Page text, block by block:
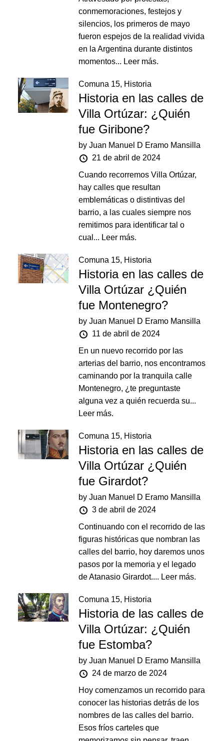
conmemoraciones, festejos y
silencios, los primeros de mayo
fueron espejos de la realidad vivida
en la Argentina durante distintos
momentos... Leer más.
Comuna 15, Historia
Historia en las calles de
Villa Ortúzar: ¿Quién
fue Giribone?
byJuan Manuel D Eramo Mansilla
21 de abril de 2024
Cuando recorremos Villa Ortúzar,
hay calles que resultan
emblemáticas o distintivas del
barrio, a las cuales siempre nos
remitimos para identificar tal o
cual... Leer más.
Comuna 15, Historia
Historia en las calles de
Villa Ortúzar ¿Quién
fue Montenegro?
byJuan Manuel D Eramo Mansilla
11 de abril de 2024
En un nuevo recorrido por las
arterias del barrio, nos encontramos
caminando por la tranquila calle
Montenegro, ¿te preguntaste
alguna vez a quién recuerda su...
Leer más.
Comuna 15, Historia
Historia en las calles de
Villa Ortúzar ¿Quién
fue Girardot?
byJuan Manuel D Eramo Mansilla
3 de abril de 2024
Continuando con el recorrido de las
figuras históricas que nombran las
calles del barrio, hoy daremos unos
pasos por la memoria y el legado
de Atanasio Girardot.... Leer más.
Comuna 15, Historia
Historia de las calles de
Villa Ortúzar: ¿Quién
fue Estomba?
byJuan Manuel D Eramo Mansilla
24 de marzo de 2024
Hoy comenzamos un recorrido para
conocer las historias detrás de los
nombres de las calles del barrio.
Esos fríos carteles que